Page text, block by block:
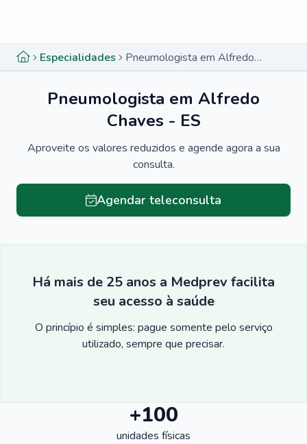
Especialidades Pneumologista em Alfredo Chaves - ES
Pneumologista em Alfredo
Chaves - ES
Aproveite os valores reduzidos e agende agora a sua
consulta.
Agendar teleconsulta
Há mais de 25 anos a Medprev facilita
seu acesso à saúde
O princípio é simples: pague somente pelo serviço
utilizado, sempre que precisar.
+100
unidades físicas